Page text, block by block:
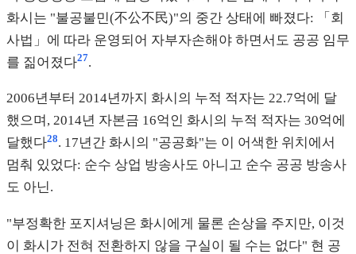
화시는 "불공불민(不公不民)"의 중간 상태에 빠졌다: 「회
사법」에 따라 운영되어 자부자손해야 하면서도 공공 임무
를 짊어졌다27.
2006년부터 2014년까지 화시의 누적 적자는 22.7억에 달
했으며, 2014년 자본금 16억인 화시의 누적 적자는 30억에
달했다28. 17년간 화시의 "공공화"는 이 어색한 위치에서
멈춰 있었다: 순수 상업 방송사도 아니고 순수 공공 방송사
도 아닌.
"부정확한 포지셔닝은 화시에게 물론 손상을 주지만, 이것
이 화시가 전혀 전환하지 않을 구실이 될 수는 없다" 현 공